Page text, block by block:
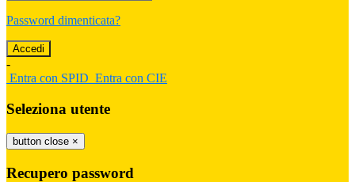
Password dimenticata?
-
Entra con SPID Entra con CIE
Seleziona utente
button close ×
Recupero password